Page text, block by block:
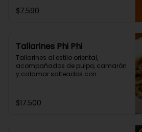
$7.590
Tallarines Phi Phi
Tallarines al estilo oriental,
acompañados de pulpo, camarón
y calamar salteados con
$17.500